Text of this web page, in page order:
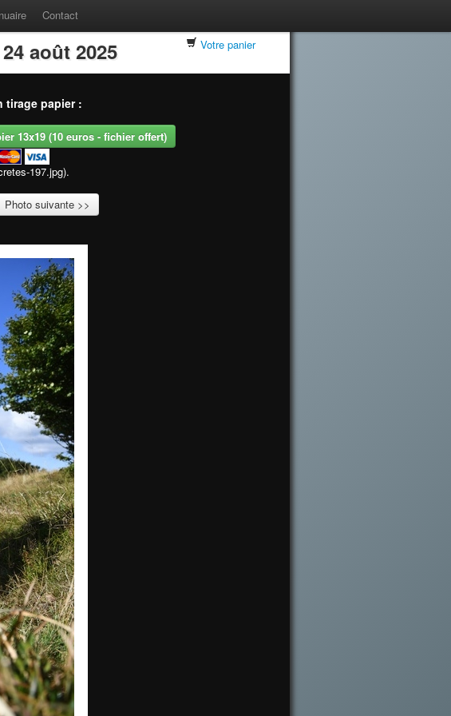
Contact
août 2025 Votre panier
tirage papier :
13x19 (10 euros - fichier offert)
197.jpg).
Photo suivante >>